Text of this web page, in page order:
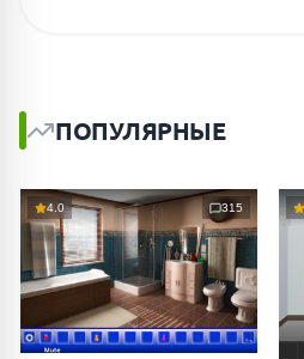
ПОПУЛЯРНЫЕ
4.0 315